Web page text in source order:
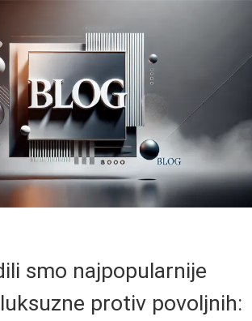
smo najpopularnije
protiv povoljnih: